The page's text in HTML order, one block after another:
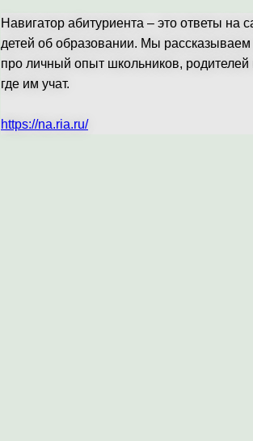
Навигатор абитуриента – это ответы
детей об образовании. Мы
про личный опыт школьников,
где им учат.
https://na.ria.ru/